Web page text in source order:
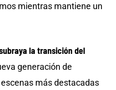
mientras mantiene un
la transición del
generación de
más destacadas